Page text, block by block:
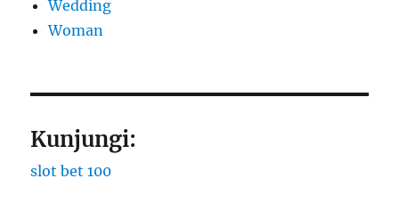
Wedding
Woman
Kunjungi:
slot bet 100